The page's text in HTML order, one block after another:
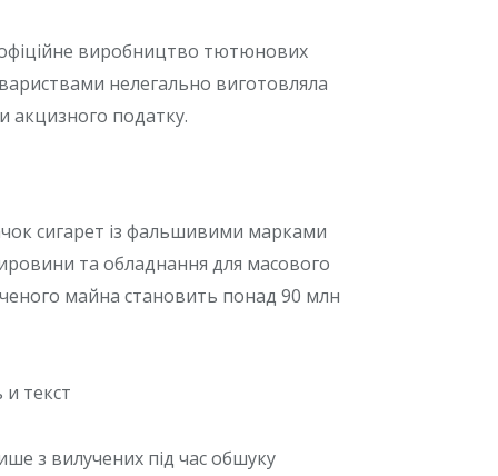
виробництво тютюнових
нелегально виготовляла
акцизного податку.
сигарет із фальшивими марками
та обладнання для масового
майна становить понад 90 млн
з вилучених під час обшуку